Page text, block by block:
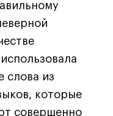
на карте
на карте
слова из
которые
совершенно